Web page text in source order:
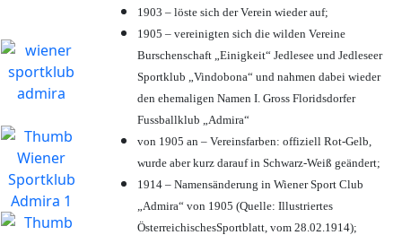
1903 – löste sich der Verein wieder auf;
1905 – vereinigten sich die wilden Vereine
Burschenschaft „Einigkeit“ Jedlesee und Jedleseer
Sportklub „Vindobona“ und nahmen dabei wieder
den ehemaligen Namen I. Gross Floridsdorfer
Fussballklub „Admira“
von 1905 an – Vereinsfarben: offiziell Rot-Gelb,
wurde aber kurz darauf in Schwarz-Weiß geändert;
1914 – Namensänderung in Wiener Sport Club
„Admira“ von 1905 (Quelle: Illustriertes
ÖsterreichischesSportblatt, vom 28.02.1914);